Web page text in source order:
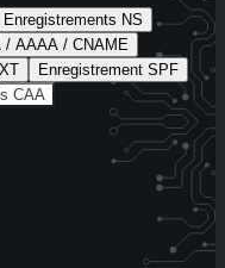
Enregistrements NS
/ AAAA / CNAME
Enregistrement SPF
CAA